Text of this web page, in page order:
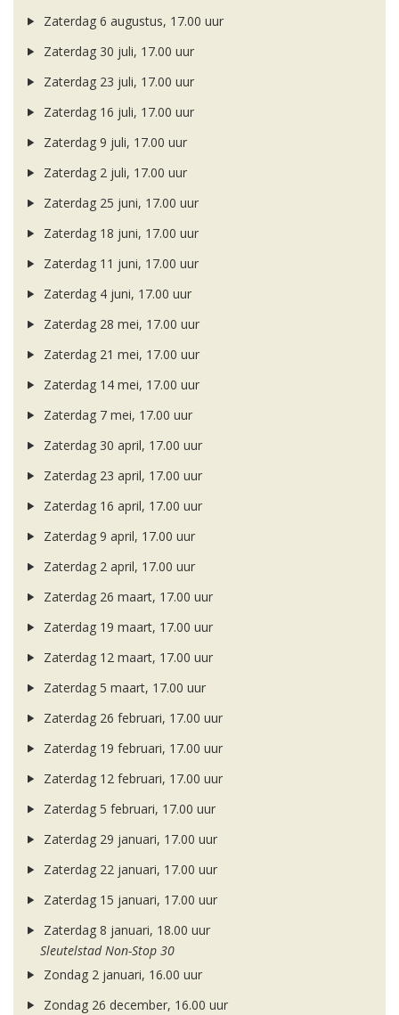
Zaterdag 6 augustus, 17.00 uur
Zaterdag 30 juli, 17.00 uur
Zaterdag 23 juli, 17.00 uur
Zaterdag 16 juli, 17.00 uur
Zaterdag 9 juli, 17.00 uur
Zaterdag 2 juli, 17.00 uur
Zaterdag 25 juni, 17.00 uur
Zaterdag 18 juni, 17.00 uur
Zaterdag 11 juni, 17.00 uur
Zaterdag 4 juni, 17.00 uur
Zaterdag 28 mei, 17.00 uur
Zaterdag 21 mei, 17.00 uur
Zaterdag 14 mei, 17.00 uur
Zaterdag 7 mei, 17.00 uur
Zaterdag 30 april, 17.00 uur
Zaterdag 23 april, 17.00 uur
Zaterdag 16 april, 17.00 uur
Zaterdag 9 april, 17.00 uur
Zaterdag 2 april, 17.00 uur
Zaterdag 26 maart, 17.00 uur
Zaterdag 19 maart, 17.00 uur
Zaterdag 12 maart, 17.00 uur
Zaterdag 5 maart, 17.00 uur
Zaterdag 26 februari, 17.00 uur
Zaterdag 19 februari, 17.00 uur
Zaterdag 12 februari, 17.00 uur
Zaterdag 5 februari, 17.00 uur
Zaterdag 29 januari, 17.00 uur
Zaterdag 22 januari, 17.00 uur
Zaterdag 15 januari, 17.00 uur
Zaterdag 8 januari, 18.00 uur
Sleutelstad Non-Stop 30
Zondag 2 januari, 16.00 uur
Zondag 26 december, 16.00 uur